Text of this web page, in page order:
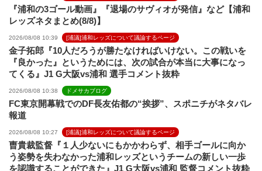
『浦和の3ゴール動画』『退場のサヴィオが発信』など【浦和
レッズネタまとめ(8/8)】
2026/08/08 10:39 [浦議]浦和レッズについて議論するページ
金子拓郎『10人だろうが勝たなければいけない。この戦いを
『良かった』というためには、次の試合が本当に大事になっ
てくる』J1 G大阪vs浦和 選手コメント抜粋
2026/08/08 10:38 ドメサカブログ
FC東京開幕戦でのDF長友佑都の“挨拶”、スポニチがネタバレ
報道
2026/08/08 10:27 [浦議]浦和レッズについて議論するページ
曺貴裁監督『１人少ないにもかかわらず、相手ゴールに向か
う姿勢を失わなかった浦和レッズというチームの新しい一歩
を認識することができた』J1 G大阪vs浦和 監督コメント抜粋